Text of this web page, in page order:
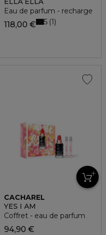
Eau de parfum - recharge
118,00 € 5 1
voyage
CACHAREL
YES I AM
Coffret - eau de parfum
94,90 €